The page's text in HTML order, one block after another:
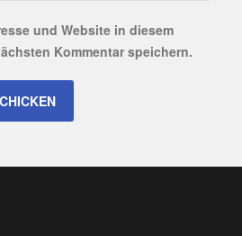
und Website in diesem
Kommentar speichern.